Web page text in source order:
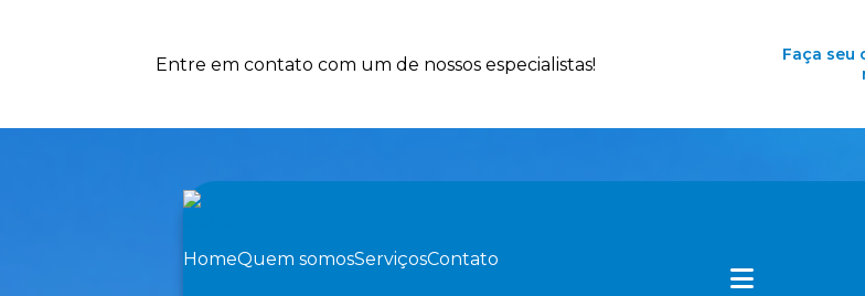
Entre em contato com um de nossos especialistas!
Faça seu
Home Quem somos Serviços Contato